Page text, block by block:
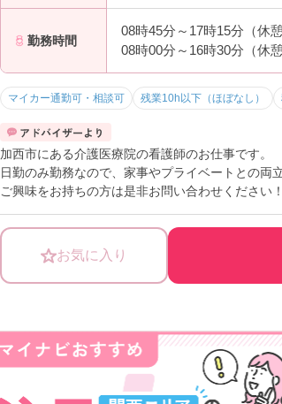
勤務時間
08時45分～17時15分（休憩
08時00分～16時30分（休憩
マイカー通勤可・相談可 残業10h以下（ほぼなし）
加西市にある介護医療院の看護師のお仕事です。
日勤のみ勤務なので、家事やプライベートとの両
ご興味をお持ちの方は是非お問い合わせください！
お気に入り